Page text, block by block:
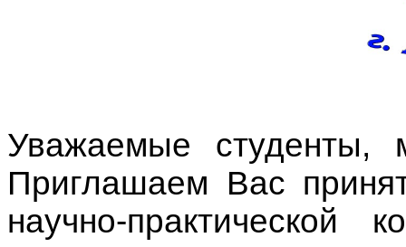
Уважаемые студенты,
Приглашаем Вас
научно-практической